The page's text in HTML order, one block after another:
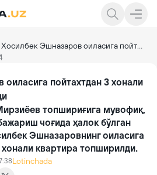
Хосилбек Эшназаров оиласига пойтахтдан 3 хонали квартира топширилди
пойтахтдан 3 хонали
топшириғига мувофиқ,
чоғида ҳалок бўлган
Эшназаровнинг оиласига
квартира топширилди.
Lotinchada